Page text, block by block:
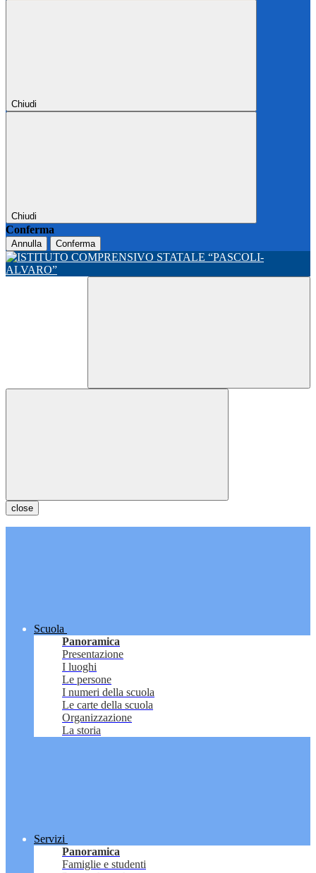
Chiudi
Chiudi
Conferma
Annulla Conferma
close
Scuola
Panoramica
Presentazione
I luoghi
Le persone
I numeri della scuola
Le carte della scuola
Organizzazione
La storia
Servizi
Panoramica
Famiglie e studenti